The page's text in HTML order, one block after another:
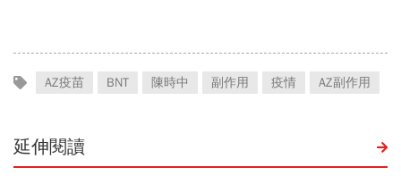
AZ疫苗 BNT 陳時中 副作用 疫情 AZ副作用
延伸閱讀